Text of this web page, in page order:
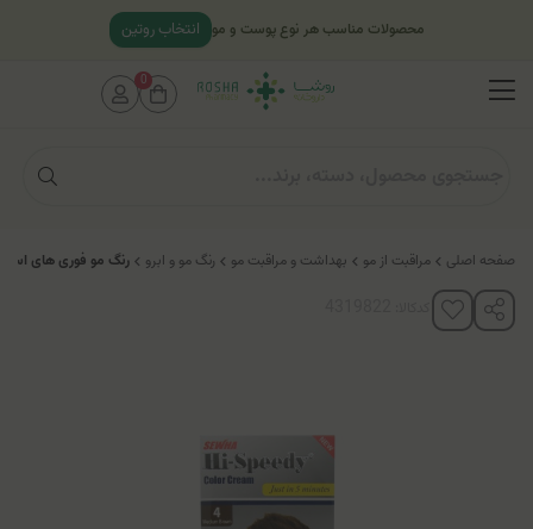
صفحه اصلی مراقبت از مو بهداشت و مراقبت مو رنگ مو و ابرو رنگ مو فوری های
محصولات مناسب هر نوع پوست و مو انتخاب روتین
0